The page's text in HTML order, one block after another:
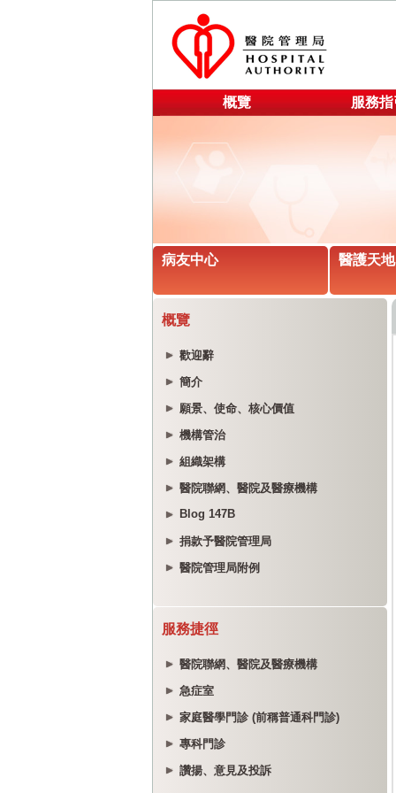
概覽 服務
病友中心 醫護天地
概覽
歡迎辭
簡介
願景、使命、核心價值
機構管治
組織架構
醫院聯網、醫院及醫療機構
Blog 147B
捐款予醫院管理局
醫院管理局附例
服務捷徑
醫院聯網、醫院及醫療機構
急症室
家庭醫學門診 (前稱普通科門診)
專科門診
讚揚、意見及投訴